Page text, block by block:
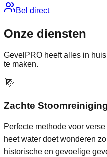
Bel direct
Onze diensten
GevelPRO heeft alles in
te maken.
Zachte
Perfecte methode voor
heet water doet wonderen
historische en gevoelige